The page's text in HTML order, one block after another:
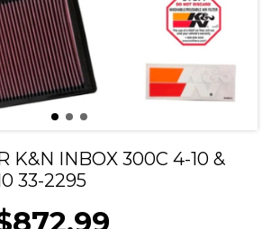
K&N INBOX 300C 4-10 &
33-2295